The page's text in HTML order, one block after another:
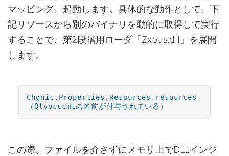
マッピング、起動します。具体的な動作として、下
記リソースから別のバイナリを動的に取得して実行
することで、第2段階用ローダ「Zxpus.dll」を展開
します。
Chgnic.Properties.Resources.resources
（Qtyocccmtの名前が付与されている）
この際、ファイルを介さずにメモリ上でDLLインジ